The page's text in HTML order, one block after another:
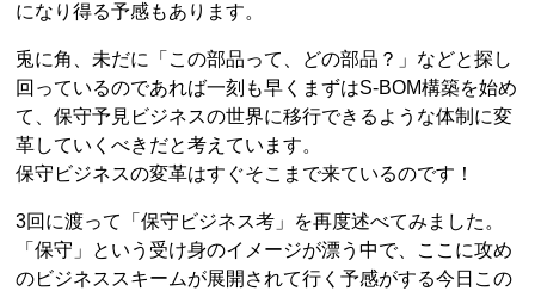
になり得る予感もあります。
兎に角、未だに「この部品って、どの部品？」などと探し
回っているのであれば一刻も早くまずはS-BOM構築を始め
て、保守予見ビジネスの世界に移行できるような体制に変
革していくべきだと考えています。
保守ビジネスの変革はすぐそこまで来ているのです！
3回に渡って「保守ビジネス考」を再度述べてみました。
「保守」という受け身のイメージが漂う中で、ここに攻め
のビジネススキームが展開されて行く予感がする今日この